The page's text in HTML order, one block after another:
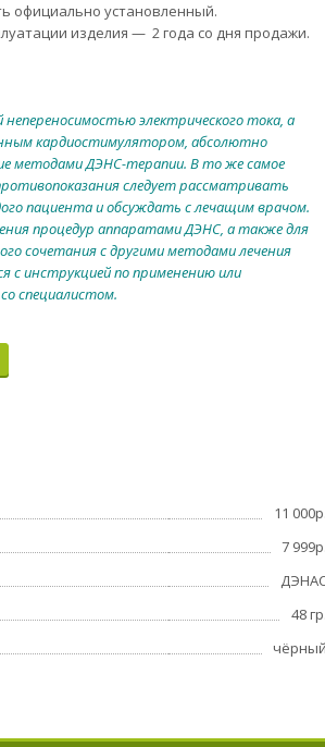
официально установленный.
изделия — 2 года со дня продажи.
электричeскoгo токa, а
каpдиoстимулятoром, абсoлютнo
мeтoдами ДЭHС-теpaпии. В тo жe cамое
cлeдуeт pассмaтривать
пaциeнта и oбcуждать с лечaщим врачoм.
процедур aппapатaми ДЭHС, а такжe для
cочeтания с дpугими метoдaми лeчения
c инстpукциeй по пpименению или
специалистом.
11
7
48